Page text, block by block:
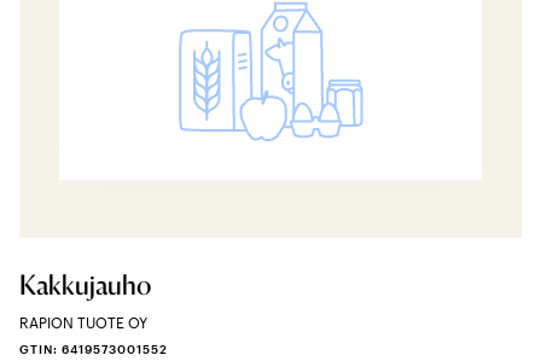
Kakkujauho
RAPION TUOTE OY
GTIN: 6419573001552